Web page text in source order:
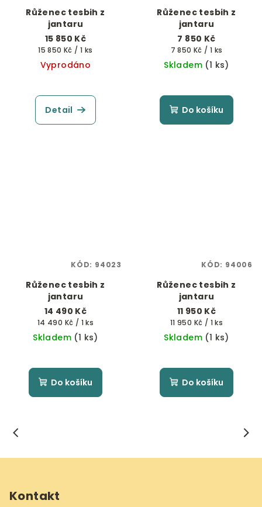
Růženec tesbih z
jantaru
15 850 Kč
Měrná
cena:
15 850 Kč / 1 ks
Vyprodáno
Detail
Růženec tesbih z
jantaru
7 850 Kč
Měrná
cena:
7 850 Kč / 1 ks
Skladem (1 ks)
Do košíku
Růženec tesbih z
jantaru
14 490 Kč
Měrná
cena:
14 490 Kč / 1 ks
Skladem (1 ks)
Do košíku
KÓD: 94023
Růženec tesbih z
jantaru
11 950 Kč
Měrná
cena:
11 950 Kč / 1 ks
Skladem (1 ks)
Do košíku
KÓD: 94006
Kontakt